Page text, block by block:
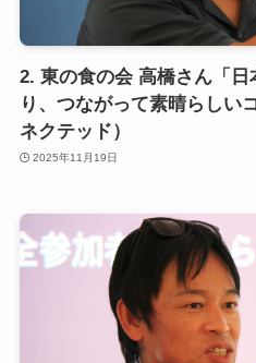
2. 東の食の会 高橋さん「
り、つながって素晴らしい
ネクテッド）
2025年11月19日